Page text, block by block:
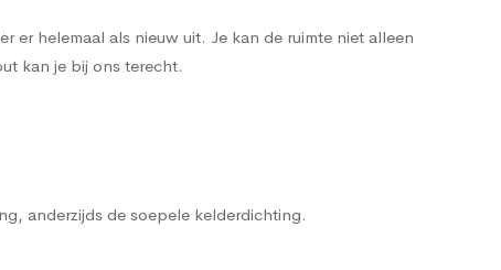
er helemaal als nieuw uit. Je kan de ruimte niet alleen
kan je bij ons terecht.
anderzijds de soepele kelderdichting.